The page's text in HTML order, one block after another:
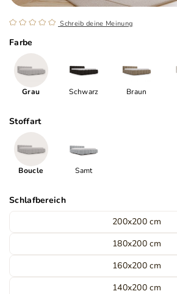
Schreib deine Meinung
Farbe
Grau Schwarz Braun
Stoffart
Boucle Samt
Schlafbereich
200x200 cm
180x200 cm
160x200 cm
140x200 cm